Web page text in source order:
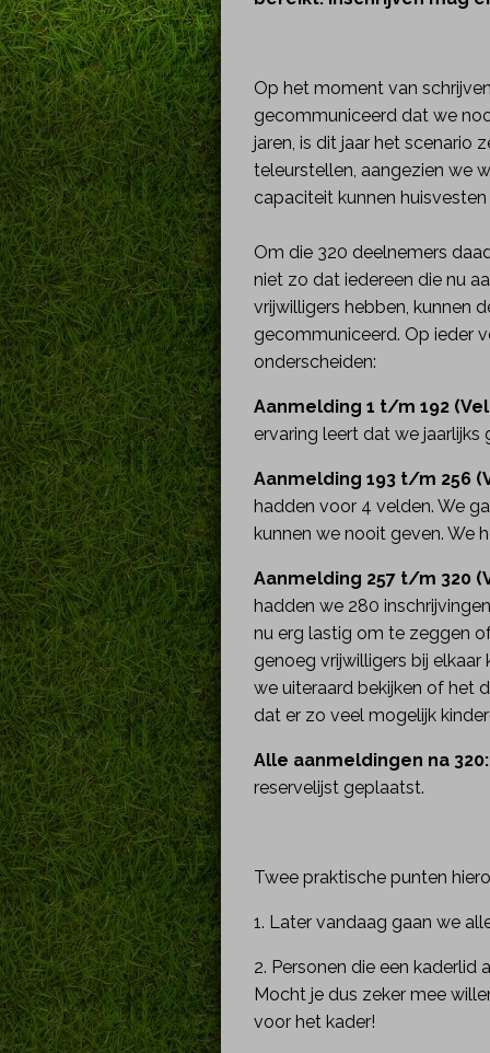
Op het moment van
gecommuniceerd dat we
jaren, is dit jaar het scenario
teleurstellen, aangezien we
capaciteit kunnen
Om die 320 deelnemers
niet zo dat iedereen die nu
vrijwilligers hebben, kunnen
gecommuniceerd. Op ieder
onderscheiden:
Aanmelding 1 t/m 192
ervaring leert dat we jaarlijks
Aanmelding 193 t/m 256
hadden voor 4 velden. We
kunnen we nooit geven. We
Aanmelding 257 t/m 320
hadden we 280
nu erg lastig om te zeggen
genoeg vrijwilligers bij
we uiteraard bekijken of het
dat er zo veel mogelijk
Alle aanmeldingen na 320:
reservelijst geplaatst.
Twee praktische punten
1. Later vandaag gaan we
2. Personen die een
Mocht je dus zeker mee
voor het kader!